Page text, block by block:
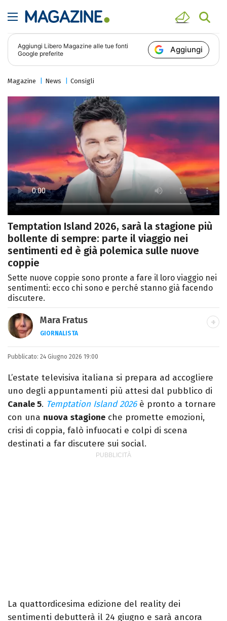
Aggiungi Libero Magazine alle tue fonti
Google preferite
Aggiungi
Magazine News Consigli
Temptation Island 2026, sarà la stagione più
bollente di sempre: parte il viaggio nei
sentimenti ed è già polemica sulle nuove
coppie
Sette nuove coppie sono pronte a fare il loro viaggio nei
sentimenti: ecco chi sono e perché stanno già facendo
discutere.
Mara Fratus
GIORNALISTA
Nella mia vita non possono mancare, il
silenzio, il mare e Il Libro dell'inquietudine
sul comodino, insieme a un romanzo di
Zafon.
Pubblicato: 24 Giugno 2026 19:00
L’estate televisiva italiana si prepara ad accogliere
uno degli appuntamenti più attesi dal pubblico di
Canale 5. Temptation Island 2026è pronto a tornare
con una nuova stagione che promette emozioni,
crisi di coppia, falò infuocati e colpi di scena
destinati a far discutere sui social.
La quattordicesima edizione del reality dei
sentimenti debutterà il 24 giugno e sarà ancora